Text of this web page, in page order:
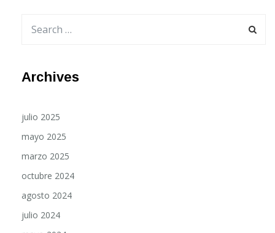
mayo 2025
marzo 2025
octubre 2024
agosto 2024
julio 2024
mayo 2024